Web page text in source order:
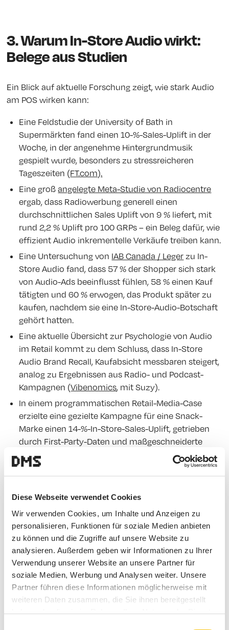
Diese Webseite verwendet Cookies
Wir verwenden Cookies, um Inhalte und Anzeigen zu
personalisieren, Funktionen für soziale Medien anbieten
zu können und die Zugriffe auf unsere Website zu
analysieren. Außerdem geben wir Informationen zu Ihrer
Verwendung unserer Website an unsere Partner für
soziale Medien, Werbung und Analysen weiter. Unsere
Partner führen diese Informationen möglicherweise mit
weiteren Daten zusammen, die Sie ihnen bereitgestellt
haben oder die sie im Rahmen Ihrer Nutzung der Dienste
3. Warum In-Store Audio wirkt:
Belege aus Studien
Ein Blick auf aktuelle Forschung zeigt, wie stark Audio
am POS wirken kann:
Eine Feldstudie der University of Bath in
Supermärkten fand einen 10-%-Sales-Uplift in der
Woche, in der angenehme Hintergrundmusik
gespielt wurde, besonders zu stressreicheren
Tageszeiten (FT.com).
Eine großangelegte Meta-Studie von Radiocentre
ergab, dass Radiowerbung generell einen
durchschnittlichen Sales Uplift von 9 % liefert, mit
rund 2,2 % Uplift pro 100 GRPs – ein Beleg dafür, wie
effizient Audio inkrementelle Verkäufe treiben kann.
Eine Untersuchung von IAB Canada / Leger zu In-
Store Audio fand, dass 57 % der Shopper sich stark
von Audio-Ads beeinflusst fühlen, 58 % einen Kauf
tätigten und 60 % erwogen, das Produkt später zu
kaufen, nachdem sie eine In-Store-Audio-Botschaft
gehört hatten.
Eine aktuelle Übersicht zur Psychologie von Audio
im Retail kommt zu dem Schluss, dass In-Store
Audio Brand Recall, Kaufabsicht messbaren steigert,
analog zu Ergebnissen aus Radio- und Podcast-
Kampagnen (Vibenomics, mit Suzy).
In einem programmatischen Retail-Media-Case
erzielte eine gezielte Kampagne für eine Snack-
Marke einen 14-%-In-Store-Sales-Uplift, getrieben
durch First-Party-Daten und maßgeschneiderte
Botschaften am POS (
„Gut gestaltete In-Store-Audio- und
Programmatic-Audio-Kampagnen erzielen
regelmäßig hohe einstellige bis niedrige
zweistellige Verkaufssteigerungen – und zeigen
starke Effekte auf Markenkennzahlen.“
4. Beispiel-Use-Cases: Wie